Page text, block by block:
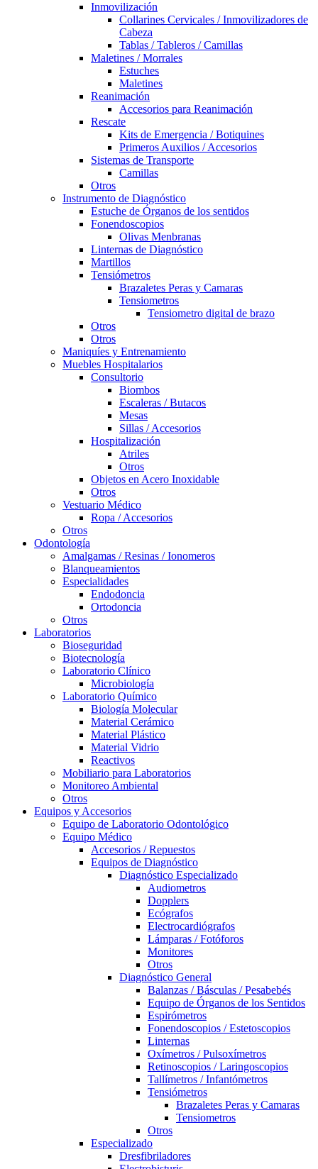
Inmovilización
Collarines Cervicales / Inmovilizadores de
Cabeza
Tablas / Tableros / Camillas
Maletines / Morrales
Estuches
Maletines
Reanimación
Accesorios para Reanimación
Rescate
Kits de Emergencia / Botiquines
Primeros Auxilios / Accesorios
Sistemas de Transporte
Camillas
Otros
Instrumento de Diagnóstico
Estuche de Órganos de los sentidos
Fonendoscopios
Olivas Menbranas
Linternas de Diagnóstico
Martillos
Tensiómetros
Brazaletes Peras y Camaras
Tensiometros
Tensiometro digital de brazo
Otros
Otros
Maniquíes y Entrenamiento
Muebles Hospitalarios
Consultorio
Biombos
Escaleras / Butacos
Mesas
Sillas / Accesorios
Hospitalización
Atriles
Otros
Objetos en Acero Inoxidable
Otros
Vestuario Médico
Ropa / Accesorios
Otros
Odontología
Amalgamas / Resinas / Ionomeros
Blanqueamientos
Especialidades
Endodoncia
Ortodoncia
Otros
Laboratorios
Bioseguridad
Biotecnología
Laboratorio Clínico
Microbiología
Laboratorio Químico
Biología Molecular
Material Cerámico
Material Plástico
Material Vidrio
Reactivos
Mobiliario para Laboratorios
Monitoreo Ambiental
Otros
Equipos y Accesorios
Equipo de Laboratorio Odontológico
Equipo Médico
Accesorios / Repuestos
Equipos de Diagnóstico
Diagnóstico Especializado
Audiometros
Dopplers
Ecógrafos
Electrocardiógrafos
Lámparas / Fotóforos
Monitores
Otros
Diagnóstico General
Balanzas / Básculas / Pesabebés
Equipo de Órganos de los Sentidos
Espirómetros
Fonendoscopios / Estetoscopios
Linternas
Oxímetros / Pulsoxímetros
Retinoscopios / Laringoscopios
Tallímetros / Infantómetros
Tensiómetros
Brazaletes Peras y Camaras
Tensiometros
Otros
Especializado
Dresfibriladores